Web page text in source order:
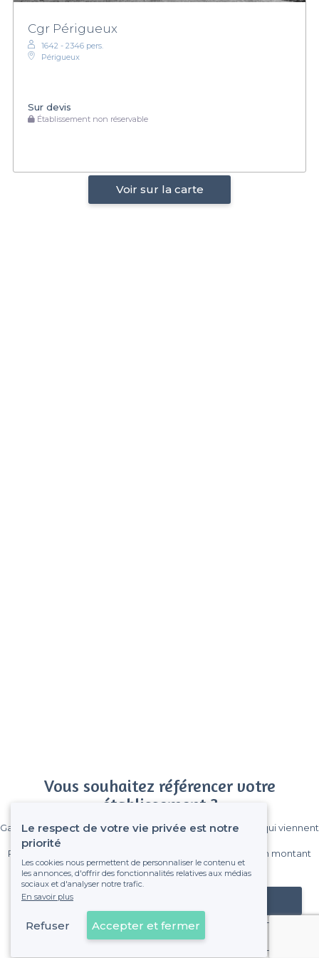
Cgr Périgueux
1642 - 2346 pers.
Périgueux
Sur devis
Établissement non réservable
Voir sur la carte
Vous souhaitez référencer votre
établissement ?
Gagnez de nombreux clients parmi le million de visiteurs qui viennent
Pas de commissions et sans engagement, vous payez un montant
fixe sans risque de voir déraper la facture.
Référencer mon établissement
Déjà client
Le respect de votre vie privée est notre
priorité
Les cookies nous permettent de personnaliser le contenu et
les annonces, d'offrir des fonctionnalités relatives aux médias
sociaux et d'analyser notre trafic.
En savoir plus
Refuser Accepter et fermer